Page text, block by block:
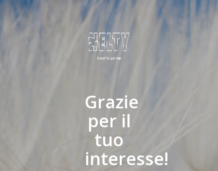
Grazie
per il
tuo
interesse!